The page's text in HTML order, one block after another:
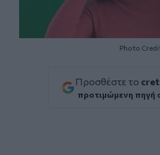
Photo
Προσθέστε το
προτιμώμενη πηγή